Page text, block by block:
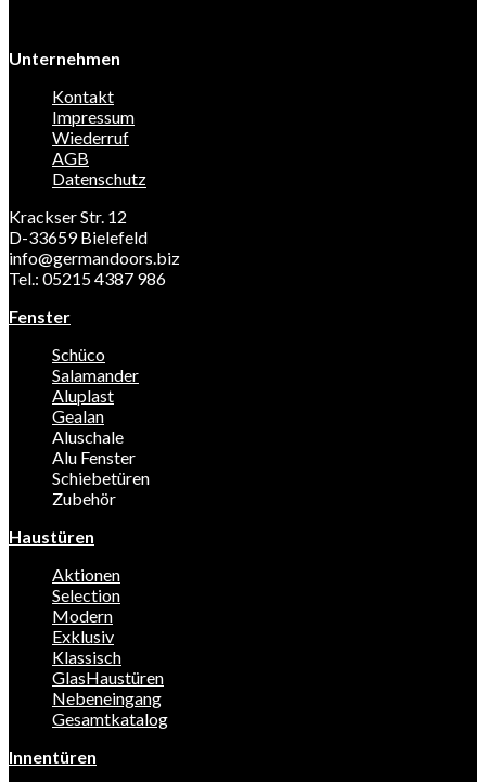
Unternehmen
Kontakt
Impressum
Wiederruf
AGB
Datenschutz
Krackser Str. 12
D-33659 Bielefeld
info@germandoors.biz
Tel.: 05215 4387 986
Fenster
Schüco
Salamander
Aluplast
Gealan
Aluschale
Alu Fenster
Schiebetüren
Zubehör
Haustüren
Aktionen
Selection
Modern
Exklusiv
Klassisch
GlasHaustüren
Nebeneingang
Gesamtkatalog
Innentüren